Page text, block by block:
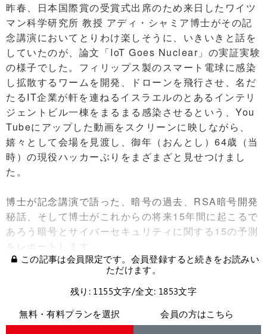
昨春、日本国際賞の受賞式出席のため来日したワイツ
マン科学研究所 教授 アディ・シャミア博士がその記
念講演においてとりわけ楽しそうに、いきいきと話を
していたのが、論文「IoT Goes Nuclear」の実証実験
の様子でした。フィリップス製のスマート電球に感染
し拡散するワームを開発、ドローンを飛行させ、名だ
たるIT企業が軒を連ねるイスラエルのとあるインテリ
ジェントビル一棟をまるまる感染させるという、You
Tubeにアップした動画をスクリーンに映しながら、
嬉々として会場を見渡し、御年（おんとし）64歳（当
時）の現役ハッカーぶりをまざまざと見せつけまし
た。
博士が記念講演で語った、暗号の過去、RSA暗号開発
秘話、そして博士がこれからの将来15年間に起こるで
あろう暗号とサイバーセキュリティに関する15の予測
をレポートします。
この記事は会員限定です。会員登録すると続きをお読みい
ただけます。
残り: 1155文字/全文: 1853文字
無料・有料プランを選択
会員の方はこちら